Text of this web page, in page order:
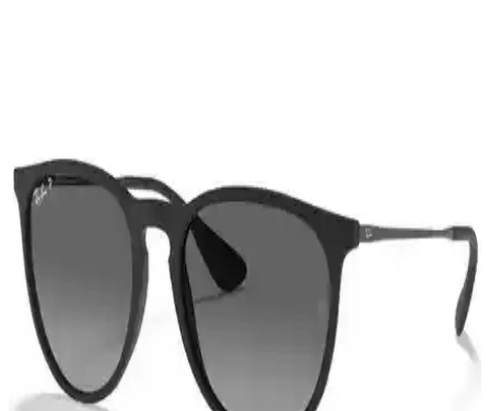
Affair ET303 C028 Gözlük İncelemesi: Şıklık ve
Koruma Sunan Modern Tasarım
Affair ET303 C028 gözlük, şık tasarımı, UV400 koruması ve hafif
yapısıyla günlük kullanım ve açık hava aktiviteleri için ideal bir
aksesuar sağlar.
Bilge Karga ve GlimmerGroove Mavi Işık
Koruyucu Gözlükleri Karşılaştırması